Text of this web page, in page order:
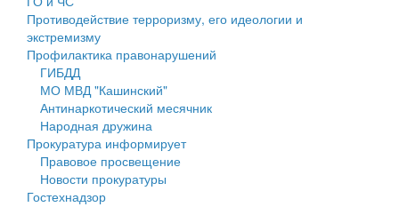
Деятельность МУ
Нормативы градостроительного проектирования
Правила землепользования и застройки
Генеральные планы
Проекты планировки территории
Противодействие терроризму, его идеологии и
экстремизму
Профилактика правонарушений
ГИБДД
МО МВД "Кашинский"
Антинаркотический месячник
Народная дружина
Прокуратура информирует
Правовое просвещение
Новости прокуратуры
Гостехнадзор